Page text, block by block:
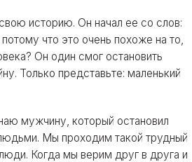
историю. Он начал ее со слов:
что это очень похоже на то,
Он один смог остановить
Только представьте: маленький
мужчину, который остановил
Мы проходим такой трудный
Когда мы верим друг в друга и